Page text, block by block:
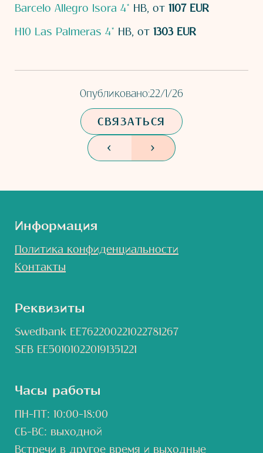
Barcelo Allegro Isora 4* HB, от 1107 EUR
H10 Las Palmeras 4* HB, от 1303 EUR
Опубликовано:22/1/26
СВЯЗАТЬСЯ
< >
Информация
Политика конфиденциальности
Контакты
Реквизиты
Swedbank EE762200221022781267
SEB EE501010220191351221
Часы работы
ПН-ПТ: 10:00-18:00
СБ-ВС: выходной
Встречи в другое время и выходные